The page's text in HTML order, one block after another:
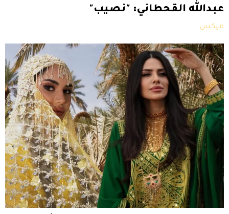
عبدالله القحطاني: "نصيب"
ميكس